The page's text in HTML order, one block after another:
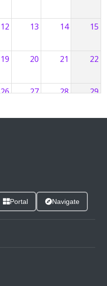
12 13 14 15
19 20 21 22
26 27 28 29
Portal Navigate